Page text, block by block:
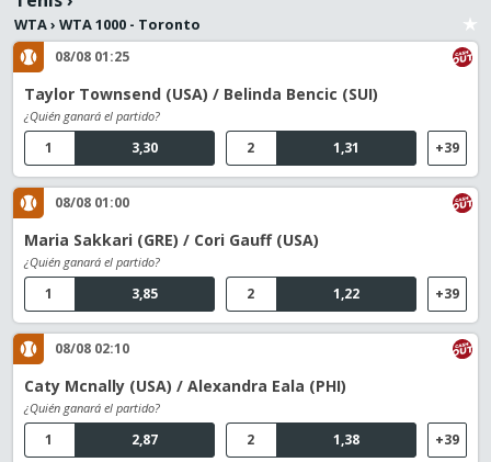
WTA› WTA 1000 - Toronto
08/08 01:25
Taylor Townsend (USA) / Belinda Bencic (SUI)
¿Quién ganará el partido?
3,30
1 1,31
2 +39
08/08 01:00
Maria Sakkari (GRE) / Cori Gauff (USA)
¿Quién ganará el partido?
3,85
1 1,22
2 +39
08/08 02:10
Caty Mcnally (USA) / Alexandra Eala (PHI)
¿Quién ganará el partido?
2,87
1 1,38
2 +39